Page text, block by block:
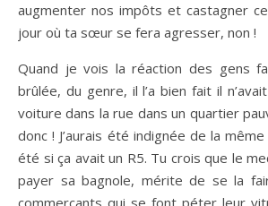
augmenter nos impôts et castagner
jour où ta sœur se fera agresser, non !
Quand je vois la réaction des gens
brûlée, du genre, il l’a bien fait il
voiture dans la rue dans un quartier
donc ! J’aurais été indignée de la
été si ça avait un R5. Tu crois que le
payer sa bagnole, mérite de se la